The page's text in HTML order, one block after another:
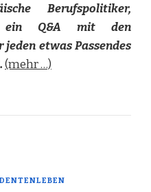
Berufspolitiker,
ein Q&A mit den
etwas Passendes
(mehr …)